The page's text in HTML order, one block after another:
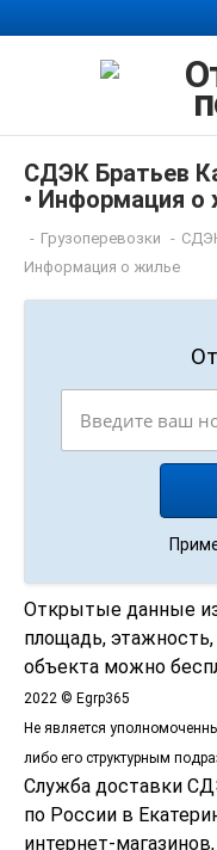
СДЭК Братьев
• Информация о
- Грузоперевозки -
Информация о жилье
Открытые данные
площадь,
объекта можно
2022 © Egrp365
Не является
либо его структурным
Служба доставки
по России в
интернет-